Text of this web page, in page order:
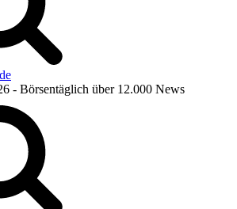
- Börsentäglich über 12.000 News